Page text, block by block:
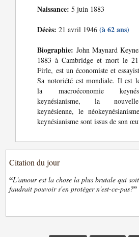
Naissance: 5 juin 1883
Décès: 21 avril 1946(à 62 ans)
Biographie: John Maynard
1883 à Cambridge et mort le
Firle, est un économiste et
Sa notoriété est mondiale. Il est
la macroéconomie
keynésianisme, la
keynésienne, le
keynésianisme sont issus de son
Citation du jour
“L'amour est la chose la plus brutale qui
faudrait pouvoir s'en protéger n'est-ce-pas?”